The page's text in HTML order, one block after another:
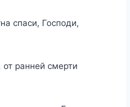
спаси, Господи,
ранней смерти